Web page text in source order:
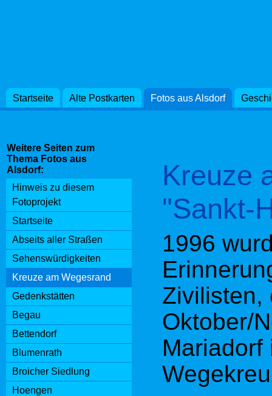
Startseite Alte Postkarten Fotos aus Alsdorf
Weitere Seiten zum
Thema Fotos aus
Alsdorf:
Hinweis zu diesem
Fotoprojekt
Startseite
Abseits aller Straßen
Sehenswürdigkeiten
Kreuze am Wegesrand
Gedenkstätten
Begau
Bettendorf
Blumenrath
Broicher Siedlung
Hoengen
Kreuze
"Sankt-
1996
Zivilisten,
Oktober/
Euchen
Jülich
Quelle:
Standort: